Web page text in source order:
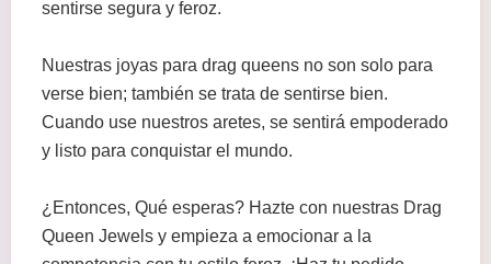
sentirse segura y feroz.
Nuestras joyas para drag queens no son solo para
verse bien; también se trata de sentirse bien.
Cuando use nuestros aretes, se sentirá empoderado
y listo para conquistar el mundo.
¿Entonces, Qué esperas? Hazte con nuestras Drag
Queen Jewels y empieza a emocionar a la